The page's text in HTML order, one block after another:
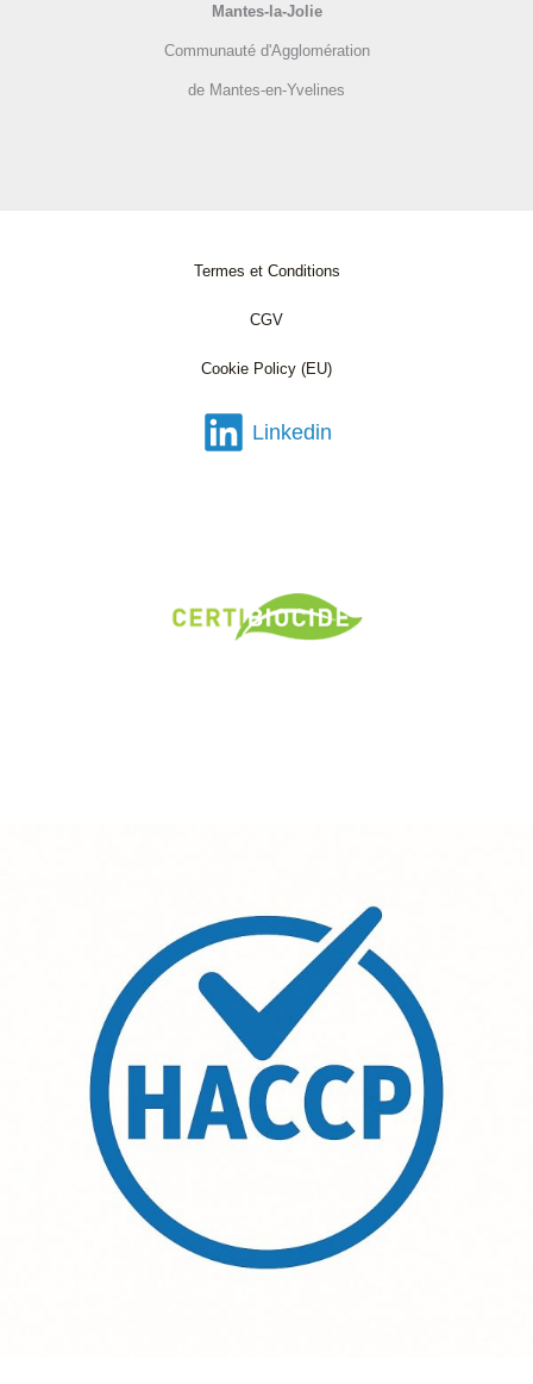
Mantes-la-Jolie
Communauté d'Agglomération
de Mantes-en-Yvelines
Termes et Conditions
CGV
Cookie Policy (EU)
Linkedin